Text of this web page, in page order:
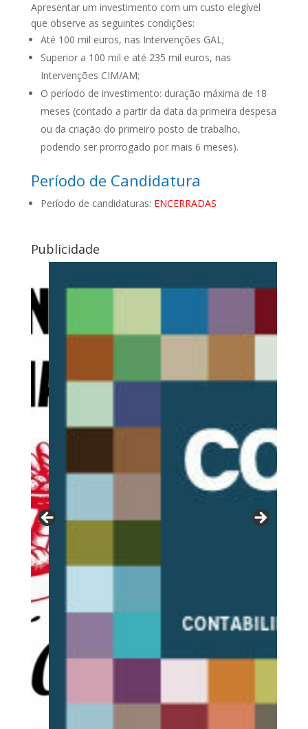
Apresentar um investimento com um custo elegível
que observe as seguintes condições:
Até 100 mil euros, nas Intervenções GAL;
Superior a 100 mil e até 235 mil euros, nas
Intervenções CIM/AM;
O período de investimento: duração máxima de 18
meses (contado a partir da data da primeira despesa
ou da criação do primeiro posto de trabalho,
podendo ser prorrogado por mais 6 meses).
Período de Candidatura
Período de candidaturas: ENCERRADAS
Publicidade